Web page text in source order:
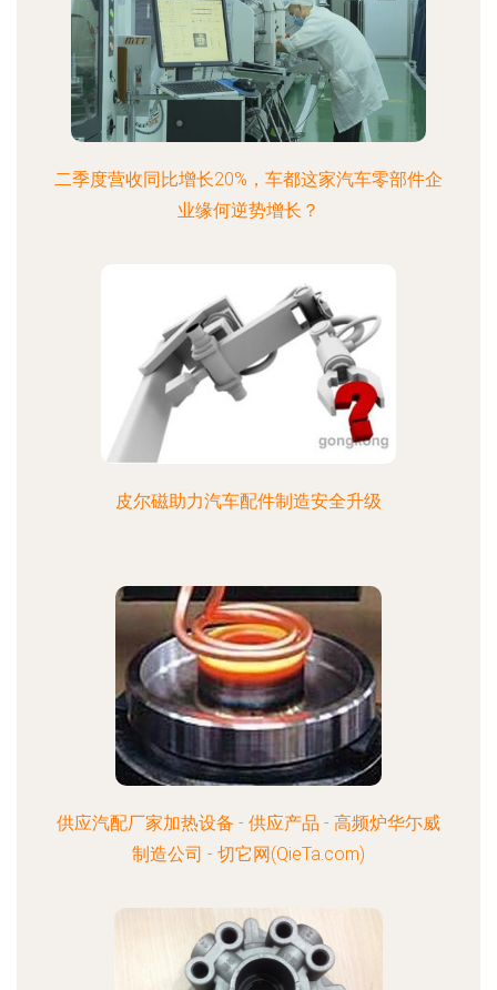
二季度营收同比增长20%，车都这家汽车零部件企
业缘何逆势增长？
皮尔磁助力汽车配件制造安全升级
供应汽配厂家加热设备 - 供应产品 - 高频炉华尓威
制造公司 - 切它网(QieTa.com)